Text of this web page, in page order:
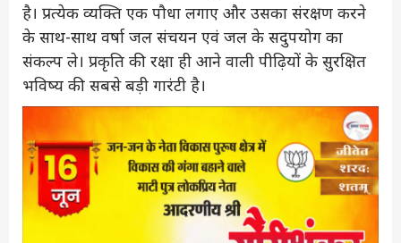
है। प्रत्येक व्यक्ति एक पौधा लगाए और उसका संरक्षण करने
के साथ-साथ वर्षा जल संचयन एवं जल के सदुपयोग का
संकल्प ले। प्रकृति की रक्षा ही आने वाली पीढ़ियों के सुरक्षित
भविष्य की सबसे बड़ी गारंटी है।